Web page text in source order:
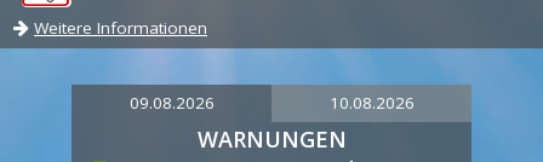
Weitere Informationen
09.08.2026 10.08.2026
WARNUNGEN